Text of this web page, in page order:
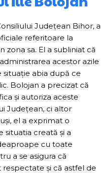
Județean Bihor, a
referitoare la
zona sa. El a subliniat că
acestor azile
situație abia după ce
Bolojan a precizat că
și autoriza aceste
Județean, ci altor
el a exprimat o
situatia creată și a
cu toate
a se asigura că
și că astfel de